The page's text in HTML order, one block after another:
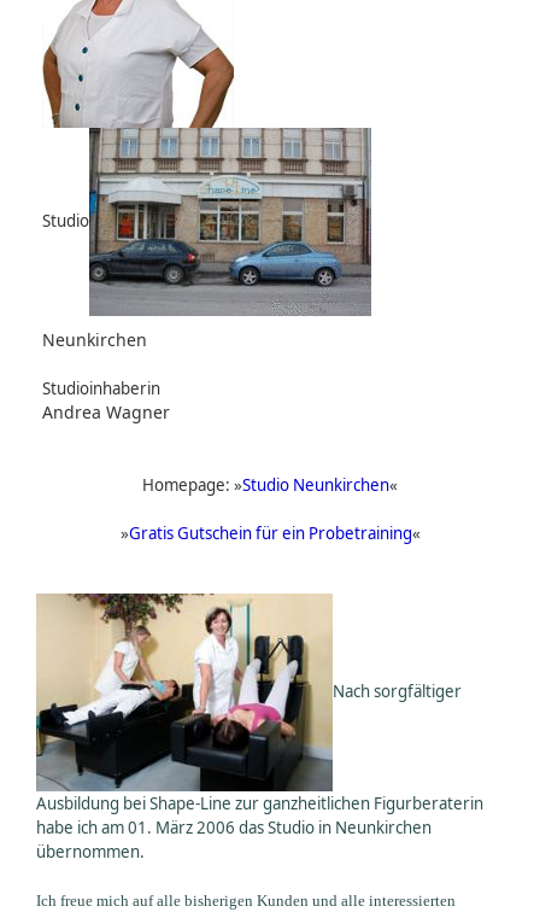
Studio
Neunkirchen
Studioinhaberin
Andrea Wagner
Homepage: »Studio Neunkirchen«
»Gratis Gutschein für ein Probetraining«
Nach sorgfältiger
Ausbildung bei Shape-Line zur ganzheitlichen Figurberaterin
habe ich am 01. März 2006 das Studio in Neunkirchen
übernommen.
Ich freue mich auf alle bisherigen Kunden und alle interessierten